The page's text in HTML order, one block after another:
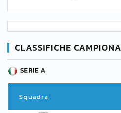
CLASSIFICHE
SERIE A
Squadra